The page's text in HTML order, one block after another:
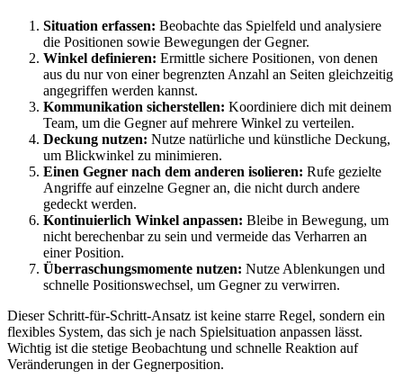
Situation erfassen: Beobachte das Spielfeld und analysiere
die Positionen sowie Bewegungen der Gegner.
Winkel definieren: Ermittle sichere Positionen, von denen
aus du nur von einer begrenzten Anzahl an Seiten gleichzeitig
angegriffen werden kannst.
Kommunikation sicherstellen: Koordiniere dich mit deinem
Team, um die Gegner auf mehrere Winkel zu verteilen.
Deckung nutzen: Nutze natürliche und künstliche Deckung,
um Blickwinkel zu minimieren.
Einen Gegner nach dem anderen isolieren: Rufe gezielte
Angriffe auf einzelne Gegner an, die nicht durch andere
gedeckt werden.
Kontinuierlich Winkel anpassen: Bleibe in Bewegung, um
nicht berechenbar zu sein und vermeide das Verharren an
einer Position.
Überraschungsmomente nutzen: Nutze Ablenkungen und
schnelle Positionswechsel, um Gegner zu verwirren.
Dieser Schritt-für-Schritt-Ansatz ist keine starre Regel, sondern ein
flexibles System, das sich je nach Spielsituation anpassen lässt.
Wichtig ist die stetige Beobachtung und schnelle Reaktion auf
Veränderungen in der Gegnerposition.